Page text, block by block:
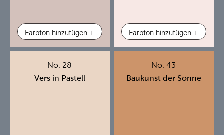
Farbton hinzufügen Farbton hinzufügen
No. 28
Vers in Pastell
No. 43
Baukunst der Sonne